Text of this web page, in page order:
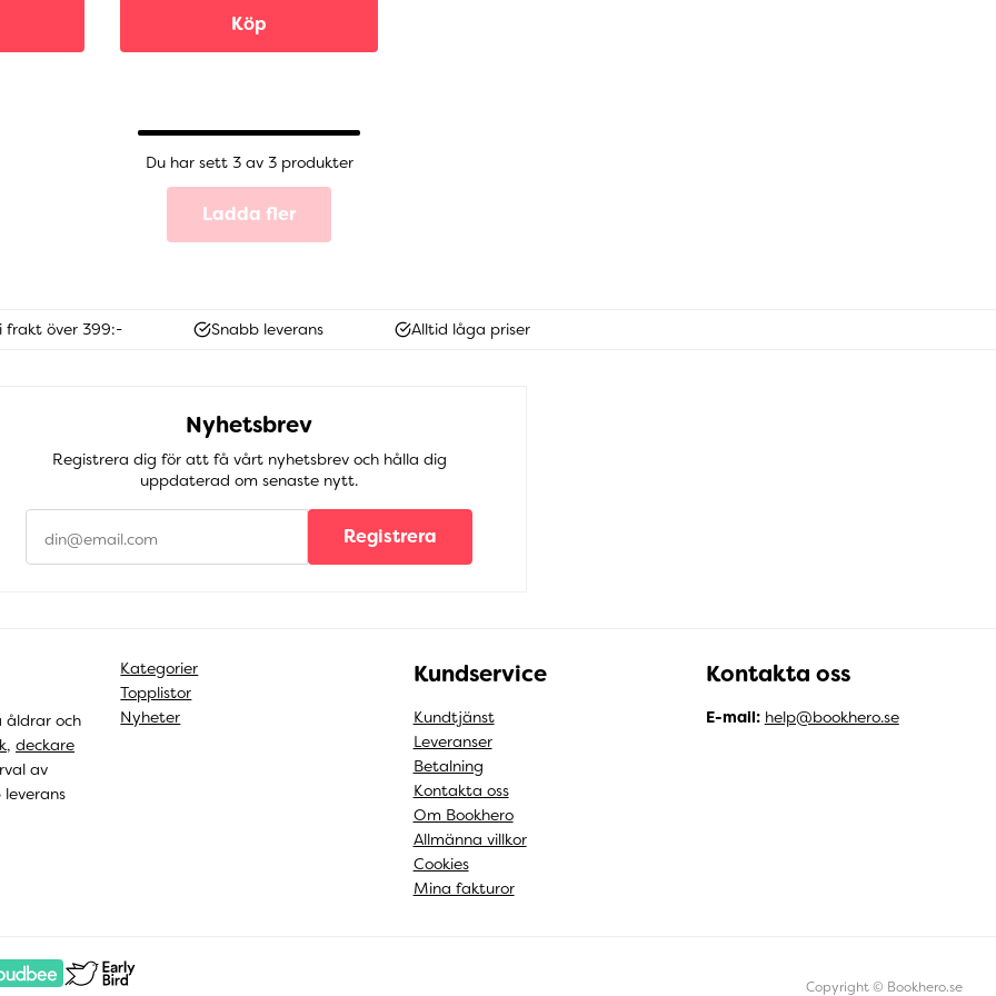
Köp
Du har sett 3 av 3 produkter
Ladda fler
frakt över 399:- Snabb leverans Alltid låga priser
Nyhetsbrev
Registrera dig för att få vårt nyhetsbrev och hålla dig
uppdaterad om senaste nytt.
Registrera
åldrar och
, deckare
av
Kategorier
Topplistor
Nyheter
Kundservice
Kundtjänst
Leveranser
Betalning
Kontakta oss
Om Bookhero
Allmänna villkor
Cookies
Mina fakturor
Kontakta oss
E-mail: help@bookhero.se
Copyright © Bookhero.se